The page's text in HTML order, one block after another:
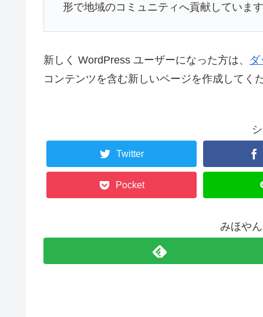
形で地域のコミュニティへ貢献していま
新しく WordPress ユーザーになった方は、
コンテンツを含む新しいページを作成してく
Twitter
Pocket
みほや